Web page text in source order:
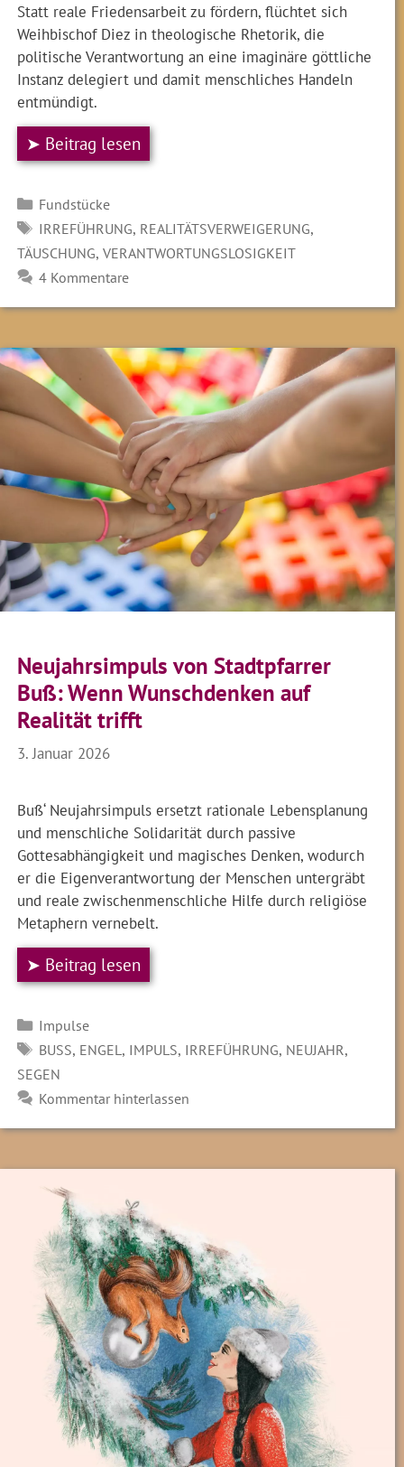
Statt reale Friedensarbeit zu fördern, flüchtet sich
Weihbischof Diez in theologische Rhetorik, die
politische Verantwortung an eine imaginäre göttliche
Instanz delegiert und damit menschliches Handeln
entmündigt.
➤ Beitrag lesen
Kategorien
Fundstücke
SCHLAGWÖRTER
IRREFÜHRUNG, REALITÄTSVERWEIGERUNG,
TÄUSCHUNG,VERANTWORTUNGSLOSIGKEIT
4 Kommentare
Neujahrsimpuls von Stadtpfarrer
Buß: Wenn Wunschdenken auf
Realität trifft
3. Januar 2026
Buß‘ Neujahrsimpuls ersetzt rationale Lebensplanung
und menschliche Solidarität durch passive
Gottesabhängigkeit und magisches Denken, wodurch
er die Eigenverantwortung der Menschen untergräbt
und reale zwischenmenschliche Hilfe durch religiöse
Metaphern vernebelt.
➤ Beitrag lesen
Kategorien
Impulse
SCHLAGWÖRTER
BUSS , ENGEL , IMPULS, IRREFÜHRUNG, NEUJAHR,
SEGEN
Kommentar hinterlassen